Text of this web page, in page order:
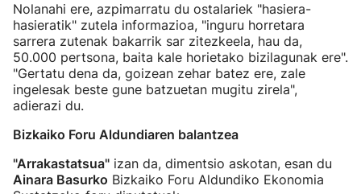
Nolanahi ere, azpimarratu du ostalariek "hasiera-
hasieratik" zutela informazioa, "inguru horretara
sarrera zutenak bakarrik sar zitezkeela, hau da,
50.000 pertsona, baita kale horietako bizilagunak ere".
"Gertatu dena da, goizean zehar batez ere, zale
ingelesak beste gune batzuetan mugitu zirela",
adierazi du.
Bizkaiko Foru Aldundiaren balantzea
"Arrakastatsua" izan da, dimentsio askotan, esan du
Ainara Basurko Bizkaiko Foru Aldundiko Ekonomia